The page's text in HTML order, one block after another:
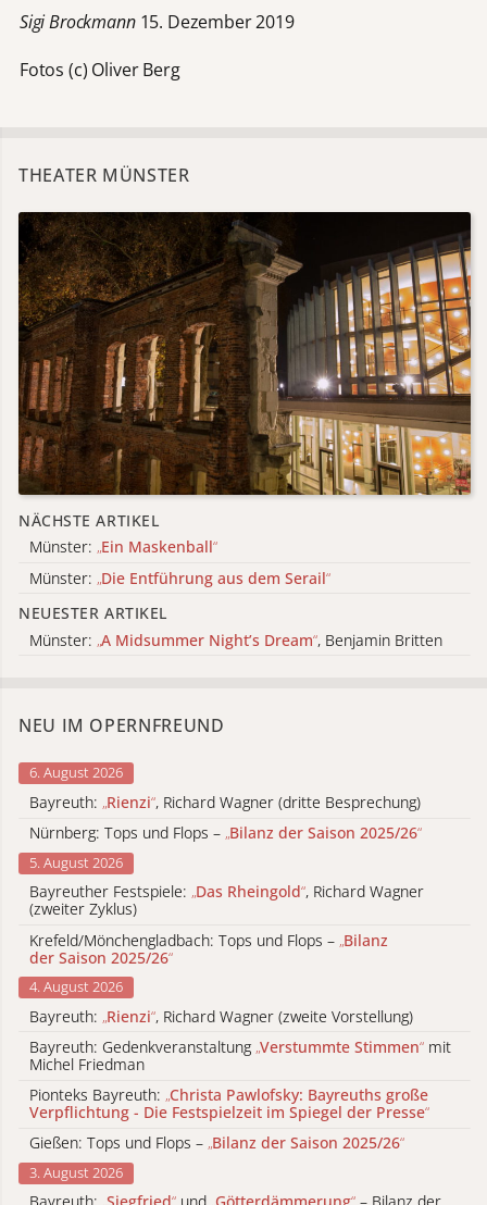
Sigi Brockmann 15. Dezember 2019
Fotos (c) Oliver Berg
THEATER MÜNSTER
NÄCHSTE ARTIKEL
Münster: „Ein Maskenball“
Münster: „Die Entführung aus dem Serail“
NEUESTER ARTIKEL
Münster: „A Midsummer Night’s Dream“, Benjamin Britten
NEU IM OPERNFREUND
6. August 2026
Bayreuth: „Rienzi“, Richard Wagner (dritte Besprechung)
Nürnberg: Tops und Flops – „Bilanz der Saison 2025/26“
5. August 2026
Bayreuther Festspiele: „Das Rheingold“, Richard Wagner
(zweiter Zyklus)
Krefeld/Mönchengladbach: Tops und Flops – „Bilanz
der Saison 2025/26“
4. August 2026
Bayreuth: „Rienzi“, Richard Wagner (zweite Vorstellung)
Bayreuth: Gedenkveranstaltung „Verstummte Stimmen“ mit
Michel Friedman
Pionteks Bayreuth: „Christa Pawlofsky: Bayreuths große
Verpflichtung - Die Festspielzeit im Spiegel der Presse“
Gießen: Tops und Flops – „Bilanz der Saison 2025/26“
3. August 2026